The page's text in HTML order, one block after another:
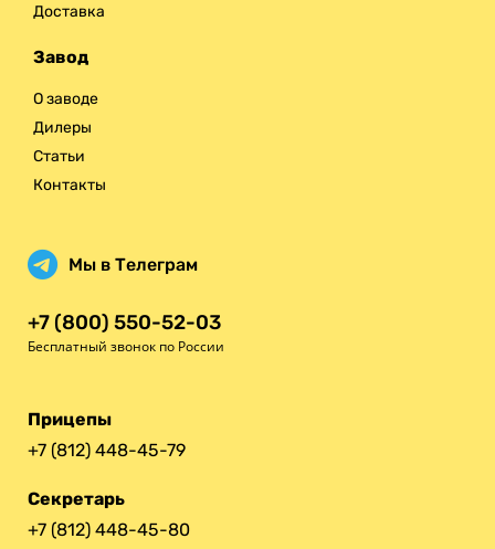
Доставка
Завод
О заводе
Дилеры
Статьи
Контакты
Мы в Телеграм
+7 (800) 550-52-03
Бесплатный звонок по России
Прицепы
+7 (812) 448-45-79
Секретарь
+7 (812) 448-45-80